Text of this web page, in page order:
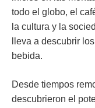
todo el globo, el
la cultura y la
lleva a descubrir
bebida.
Desde tiempos
descubrieron el